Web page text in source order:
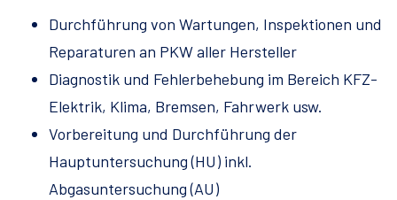
Durchführung von Wartungen, Inspektionen und
Reparaturen an PKW aller Hersteller
Diagnostik und Fehlerbehebung im Bereich KFZ-
Elektrik, Klima, Bremsen, Fahrwerk usw.
Vorbereitung und Durchführung der
Hauptuntersuchung (HU) inkl.
Abgasuntersuchung (AU)